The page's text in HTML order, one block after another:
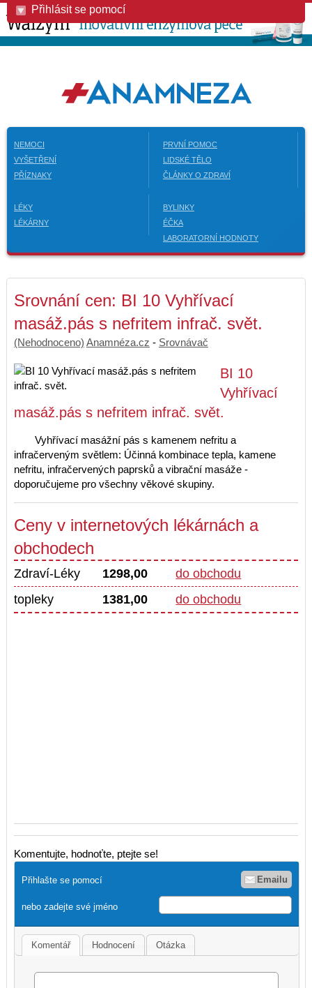
Přihlásit se pomocí
NEMOCI
VYŠETŘENÍ
PŘÍZNAKY
PRVNÍ POMOC
LIDSKÉ TĚLO
ČLÁNKY O ZDRAVÍ
LÉKY
LÉKÁRNY
BYLINKY
ÉČKA
LABORATORNÍ HODNOTY
Srovnání cen: BI 10 Vyhřívací
masáž.pás s nefritem infrač. svět.
(Nehodnoceno) Anamnéza.cz - Srovnávač
BI 10
Vyhřívací
masáž.pás s nefritem infrač. svět.
Vyhřívací masážní pás s kamenem nefritu a
infračerveným světlem: Účinná kombinace tepla, kamene
nefritu, infračervených paprsků a vibrační masáže -
doporučujeme pro všechny věkové skupiny.
Ceny v internetových lékárnách a
obchodech
Zdraví-Léky 1298,00
do obchodu
topleky
1381,00 do obchodu
Komentujte, hodnoťte, ptejte se!
Přihlašte se pomocí Emailu
nebo zadejte své jméno
Komentář Hodnocení Otázka